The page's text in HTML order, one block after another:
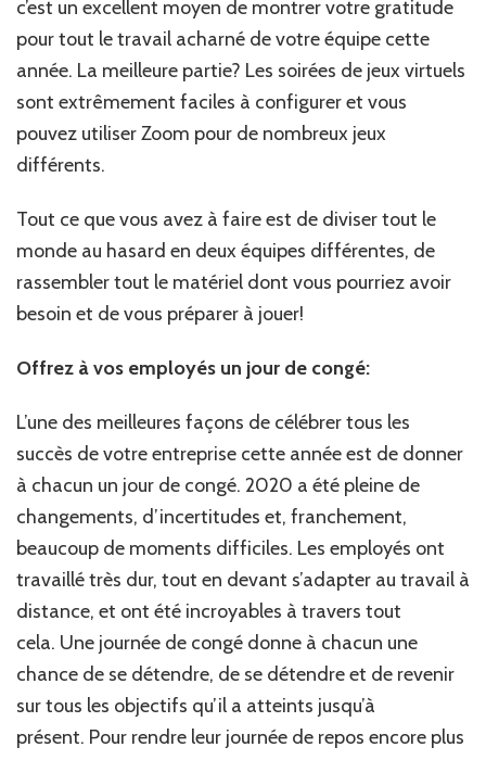
c’est un excellent moyen de montrer votre gratitude
pour tout le travail acharné de votre équipe cette
année. La meilleure partie? Les soirées de jeux virtuels
sont extrêmement faciles à configurer et vous
pouvez utiliser Zoom pour de nombreux jeux
différents.
Tout ce que vous avez à faire est de diviser tout le
monde au hasard en deux équipes différentes, de
rassembler tout le matériel dont vous pourriez avoir
besoin et de vous préparer à jouer!
Offrez à vos employés un jour de congé:
L’une des meilleures façons de célébrer tous les
succès de votre entreprise cette année est de donner
à chacun un jour de congé. 2020 a été pleine de
changements, d’incertitudes et, franchement,
beaucoup de moments difficiles. Les employés ont
travaillé très dur, tout en devant s’adapter au travail à
distance, et ont été incroyables à travers tout
cela. Une journée de congé donne à chacun une
chance de se détendre, de se détendre et de revenir
sur tous les objectifs qu’il a atteints jusqu’à
présent. Pour rendre leur journée de repos encore plus